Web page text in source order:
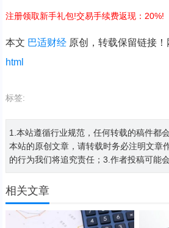
注册领取新手礼包!交易手续费返现：20%!
本文 巴适财经原创，转载保留链接！
html
标签:
1.本站遵循行业规范，任何转载的稿件都
本站的原创文章，请转载时务必注明文章
的行为我们将追究责任；3.作者投稿可能
相关文章